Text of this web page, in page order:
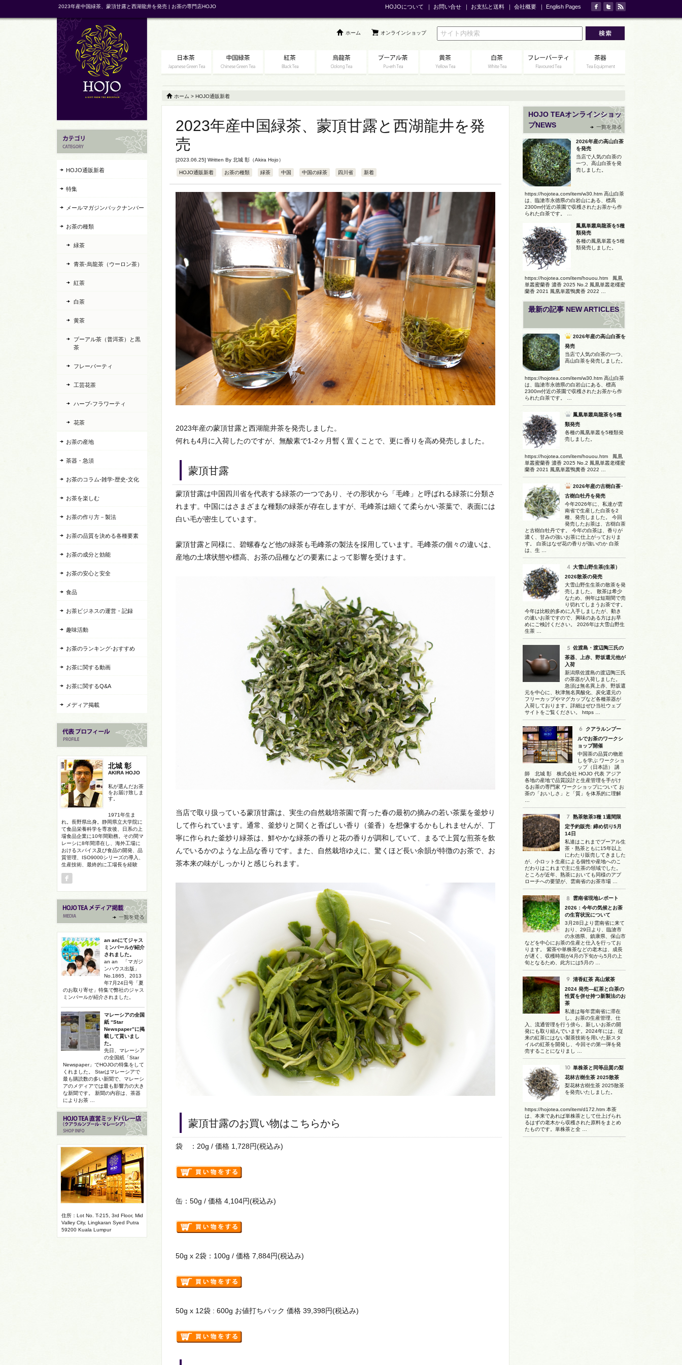
2023年産中国緑茶、蒙頂甘露と西湖龍井を発売 | お茶の専門店HOJO HOJOについて ｜ お問い合せ ｜ お支払と送料 ｜ 会社概要 ｜ English Pages
ホーム オンラインショップ
ホーム > HOJO通販新着
2023年産中国緑茶、蒙頂甘露と西湖龍井を発
売
[2023.06.25] Written By 北城 彰（Akira Hojo）
HOJO通販新着 お茶の種類 緑茶 中国 中国の緑茶 四川省 新着
2023年産の蒙頂甘露と西湖龍井茶を発売しました。
何れも4月に入荷したのですが、無酸素で1-2ヶ月暫く置くことで、更に香りを高め発売しました。
蒙頂甘露
蒙頂甘露は中国四川省を代表する緑茶の一つであり、その形状から「毛峰」と呼ばれる緑茶に分類さ
れます。中国にはさまざまな種類の緑茶が存在しますが、毛峰茶は細くて柔らかい茶葉で、表面には
白い毛が密生しています。
蒙頂甘露と同様に、碧螺春など他の緑茶も毛峰茶の製法を採用しています。毛峰茶の個々の違いは、
産地の土壌状態や標高、お茶の品種などの要素によって影響を受けます。
当店で取り扱っている蒙頂甘露は、実生の自然栽培茶園で育った春の最初の摘みの若い茶葉を釜炒り
して作られています。通常、釜炒りと聞くと香ばしい香り（釜香）を想像するかもしれませんが、丁
寧に作られた釜炒り緑茶は、鮮やかな緑茶の香りと花の香りが調和していて、まるで上質な煎茶を飲
んでいるかのような上品な香りです。また、自然栽培ゆえに、驚くほど長い余韻が特徴のお茶で、お
茶本来の味がしっかりと感じられます。
蒙頂甘露のお買い物はこちらから
袋 ：20g / 価格 1,728円(税込み)
缶：50g / 価格 4,104円(税込み)
50g x 2袋：100g / 価格 7,884円(税込み)
50g x 12袋 : 600g お値打ちパック 価格 39,398円(税込み)
HOJO TEAオンラインショッ
プNEWS
2026年産の高山白茶
を発売
当店で人気の白茶の
一つ、高山白茶を発
売しました。
https://hojotea.com/item/w30.htm 高山白茶
は、臨滄市永徳県の白岩山にある、標高
2300m付近の茶園で収穫されたお茶から作
られた白茶です。 …
鳳凰単叢烏龍茶を5種
類発売
各種の鳳凰単叢を5種
類発売しました。
https://hojotea.com/item/houou.htm 鳳凰
単叢蜜蘭香 濃香 2025 No.2 鳳凰単叢老欉蜜
蘭香 2021 鳳凰単叢鴨糞香 2022 …
最新の記事 NEW ARTICLES
2026年産の高山白茶を
発売
当店で人気の白茶の一つ、
高山白茶を発売しました。
https://hojotea.com/item/w30.htm 高山白茶
は、臨滄市永徳県の白岩山にある、標高
2300m付近の茶園で収穫されたお茶から作
られた白茶です。 …
鳳凰単叢烏龍茶を5種
類発売
各種の鳳凰単叢を5種類発
売しました。
https://hojotea.com/item/houou.htm 鳳凰
単叢蜜蘭香 濃香 2025 No.2 鳳凰単叢老欉蜜
蘭香 2021 鳳凰単叢鴨糞香 2022 …
2026年産の古樹白茶･
古樹白牡丹を発売
今年2026年に、私達が雲
南省で生産した白茶を2
種、発売しました。 今回
発売したお茶は、古樹白茶
と古樹白牡丹です。 今年の白茶は、香りが
濃く、甘みの強いお茶に仕上がっておりま
す。 白茶はなぜ花の香りが強いのか 白茶
は、生 …
大雪山野生茶(生茶）
2026散茶の発売
大雪山野生生茶の散茶を発
売しました。 散茶は希少
なため、例年は短期間で売
り切れてしまうお茶です。
今年は比較的多めに入手しましたが、動き
の速いお茶ですので、興味のある方はお早
めにご検討ください。 2026年は大雪山野生
生茶 …
佐渡島・渡辺陶三氏の
茶器、上赤、野坂還元他が
入荷
新潟県佐渡島の渡辺陶三氏
の茶器が入荷しました。
急須は無名異上赤、野坂還
元を中心に、秋津無名異酸化、炭化還元の
フリーカップやマグカップなど各種茶器が
入荷しております。詳細はぜひ当社ウェブ
サイトをご覧ください。 https …
クアラルンプー
ルでお茶のワークシ
ョップ開催
中国茶の品質の物差
しを学ぶ ワークショ
ップ（日本語） 講
師 北城 彰 株式会社 HOJO 代表 アジア
各地の産地で品質設計と生産管理を手がけ
るお茶の専門家 ワークショップについて お
茶の「おいしさ」と「質」を体系的に理解
熟茶散茶3種 1週間限
定予約販売: 締め切り5月
14日
私達はこれまでプーアル生
茶・熟茶ともに15年以上
にわたり販売してきました
が、小ロット生産による個性や産地へのこ
だわりはこれまで主に生茶の領域でした。
ところが近年、熟茶においても同様のアプ
ローチへの要望が、雲南省のお茶市場 …
雲南省現地レポート
2026：今年の気候とお茶
の生育状況について
3月28日より雲南省に来て
おり、29日より、臨滄市
の永德県、鎮康県、保山市
などを中心にお茶の生産と仕入を行ってお
ります。 紫茶や単株茶などの老木は、成長
が遅く、収穫時期が4月の下旬から5月の上
旬となるため、此方には5月の …
清香紅茶 高山紫茶
2024 発売―紅茶と白茶の
性質を併せ持つ新製法のお
茶
私達は毎年雲南省に滞在
し、お茶の生産管理、仕
入、流通管理を行う傍ら、新しいお茶の開
発にも取り組んでいます。2024年には、従
来の紅茶にはない製茶技術を用いた新スタ
イルの紅茶を開発し、今回その第一弾を発
売することになりまし …
単株茶と同等品質の梨
花林古樹生茶 2025散茶
梨花林古樹生茶 2025散茶
を発売いたしました。
https://hojotea.com/item/d172.htm 本茶
は、本来であれば単株茶として仕上げられ
るはずの老木から収穫された原料をまとめ
たものです。単株茶と全 …
HOJO通販新着
特集
メールマガジンバックナンバー
お茶の種類
緑茶
青茶-烏龍茶（ウーロン茶）
紅茶
白茶
黄茶
プーアル茶（普洱茶）と黒
茶
フレーバーティ
工芸花茶
ハーブ-フラワーティ
花茶
お茶の産地
茶器・急須
お茶のコラム-雑学-歴史-文化
お茶を楽しむ
お茶の作り方－製法
お茶の品質を決める各種要素
お茶の成分と効能
お茶の安心と安全
食品
お茶ビジネスの運営・記録
趣味活動
お茶のランキング-おすすめ
お茶に関する動画
お茶に関するQ&A
メディア掲載
北城 彰
AKIRA HOJO
私が選んだお茶
をお届け致しま
す。
1971年生ま
れ。長野県出身。静岡県立大学院に
て食品栄養科学を専攻後、日系の上
場食品企業に10年間勤務。その間マ
レーシに8年間滞在し、海外工場に
おけるスパイス及び食品の開発、品
質管理、ISO9000シリーズの導入、
生産技術、最終的に工場長を経験
an anにてジャス
ミンパールが紹介
されました。
an an 「マガジ
ンハウス出版」
No.1865、2013
年7月24日号「夏
のお取り寄せ」特集で弊社のジャス
ミンパールが紹介されました。
マレーシアの全国
紙 “Star
Newspaper”に掲
載して貰いまし
た。
先日、マレーシア
の全国紙「Star
Newspaper」でHOJOの特集をして
くれました。 Starはマレーシアで
最も購読数の多い新聞で、マレーシ
アのメディアでは最も影響力の大き
な新聞です。 新聞の内容は、茶器
によりお茶 …
住所：Lot No. T-215, 3rd Floor, Mid
Valley City, Lingkaran Syed Putra
59200 Kuala Lumpur